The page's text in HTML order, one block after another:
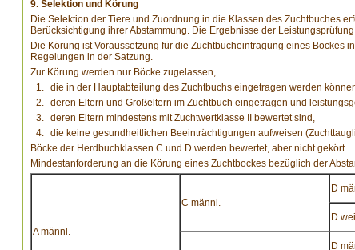
9. Selektion und Körung
Die Selektion der Tiere und Zuordnung in die Klassen des Zuchtbuches
Berücksichtigung ihrer Abstammung. Die Ergebnisse der
Die Körung ist Voraussetzung für die Zuchtbucheintragung eines Bockes
Regelungen in der Satzung.
Zur Körung werden nur Böcke zugelassen,
die in der Hauptabteilung des Zuchtbuchs eingetragen werden
deren Eltern und Großeltern im Zuchtbuch eingetragen und
deren Eltern mindestens mit Zuchtwertklasse II bewertet sind,
die keine gesundheitlichen Beeinträchtigungen aufweisen
Böcke der Herdbuchklassen C und D werden bewertet, aber nicht gekört.
Mindestanforderung an die Körung eines Zuchtbockes bezüglich der
A männl.
C männl.
D
D
D